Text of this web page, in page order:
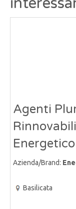
Agenti
Energetico
Azienda/Brand:
Basilicata